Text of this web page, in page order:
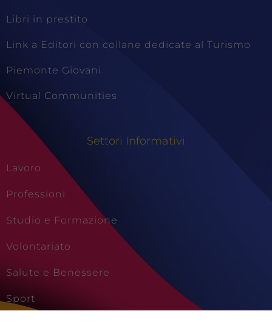
Libri in prestito
Link a Editori con collane dedicate al Turismo
Piemonte Giovani
Virtual Communities
Settori Informativi
Lavoro
Professioni
Studio e Formazione
Volontariato
Salute e Benessere
Sport